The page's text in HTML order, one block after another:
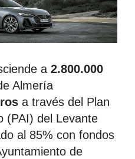
a 2.800.000
Almería
a través del Plan
(PAI) del Levante
al 85% con fondos
de